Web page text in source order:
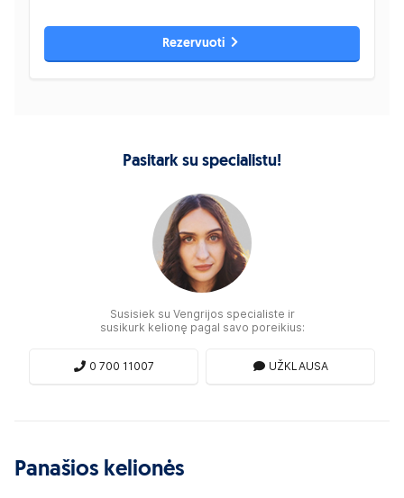
Rezervuoti
Pasitark su specialistu!
Susisiek su Vengrijos specialiste ir
susikurk kelionę pagal savo poreikius:
0 700 11007 UŽKLAUSA
Panašios kelionės